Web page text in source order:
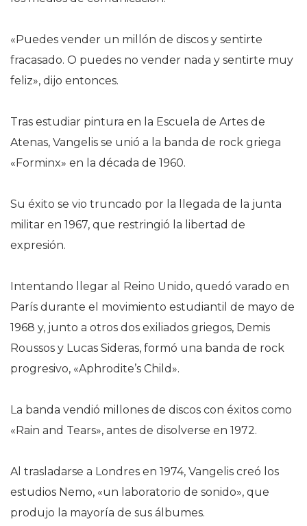
«Puedes vender un millón de discos y sentirte
fracasado. O puedes no vender nada y sentirte muy
feliz», dijo entonces.
Tras estudiar pintura en la Escuela de Artes de
Atenas, Vangelis se unió a la banda de rock griega
«Forminx» en la década de 1960.
Su éxito se vio truncado por la llegada de la junta
militar en 1967, que restringió la libertad de
expresión.
Intentando llegar al Reino Unido, quedó varado en
París durante el movimiento estudiantil de mayo de
1968 y, junto a otros dos exiliados griegos, Demis
Roussos y Lucas Sideras, formó una banda de rock
progresivo, «Aphrodite’s Child».
La banda vendió millones de discos con éxitos como
«Rain and Tears», antes de disolverse en 1972.
Al trasladarse a Londres en 1974, Vangelis creó los
estudios Nemo, «un laboratorio de sonido», que
produjo la mayoría de sus álbumes.